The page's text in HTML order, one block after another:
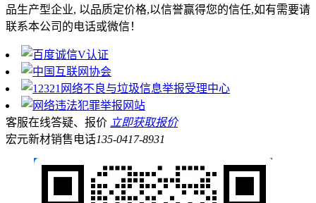
品生产型企业, 以品质定价格,以信誉赢得您的信任,如有需要请
联系本公司的电话或微信！
客服在线答疑、报价 立即获取报价
宏元新材销售电话135-0417-8931